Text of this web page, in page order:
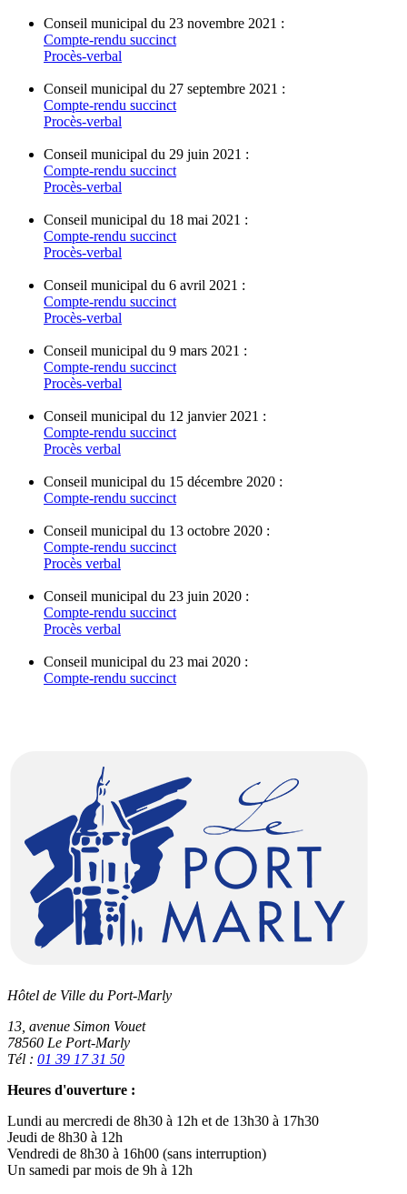
Conseil municipal du 23 novembre 2021 :
Compte-rendu succinct
Procès-verbal
Conseil municipal du 27 septembre 2021 :
Compte-rendu succinct
Procès-verbal
Conseil municipal du 29 juin 2021 :
Compte-rendu succinct
Procès-verbal
Conseil municipal du 18 mai 2021 :
Compte-rendu succinct
Procès-verbal
Conseil municipal du 6 avril 2021 :
Compte-rendu succinct
Procès-verbal
Conseil municipal du 9 mars 2021 :
Compte-rendu succinct
Procès-verbal
Conseil municipal du 12 janvier 2021 :
Compte-rendu succinct
Procès verbal
Conseil municipal du 15 décembre 2020 :
Compte-rendu succinct
Conseil municipal du 13 octobre 2020 :
Compte-rendu succinct
Procès verbal
Conseil municipal du 23 juin 2020 :
Compte-rendu succinct
Procès verbal
Conseil municipal du 23 mai 2020 :
Compte-rendu succinct
Hôtel de Ville du Port-Marly
13, avenue Simon Vouet
78560 Le Port-Marly
Tél : 01 39 17 31 50
Heures d'ouverture :
Lundi au mercredi de 8h30 à 12h et de 13h30 à 17h30
Jeudi de 8h30 à 12h
Vendredi de 8h30 à 16h00 (sans interruption)
Un samedi par mois de 9h à 12h